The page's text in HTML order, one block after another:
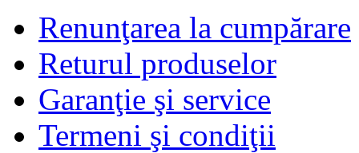
Renunţarea la cumpărare
Returul produselor
Garanţie şi service
Termeni şi condiţii